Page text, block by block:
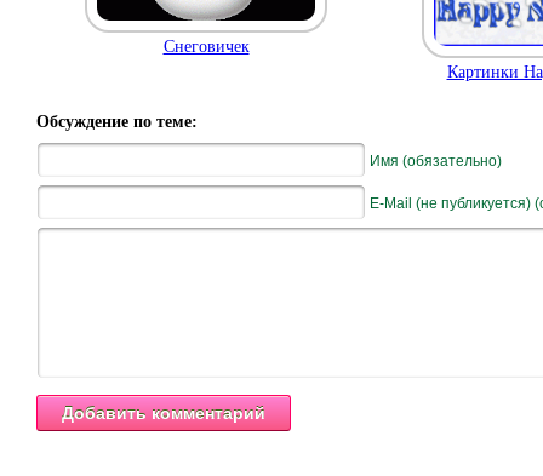
Снеговичек
Картинки
Обсуждение по теме:
Имя (обязательно)
E-Mail (не публикуется)